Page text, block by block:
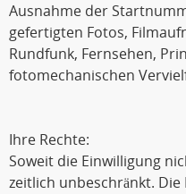
Ausnahme der
gefertigten Fotos,
Rundfunk, Fernsehen,
fotomechanischen
Ihre Rechte:
Soweit die Einwilligung
zeitlich unbeschränkt.